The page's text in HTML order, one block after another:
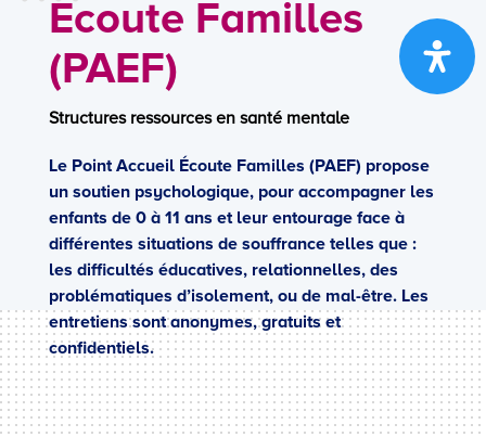
Ecoute Familles
(PAEF)
Structures ressources en santé mentale
Le Point Accueil Écoute Familles (PAEF) propose
un soutien psychologique, pour accompagner les
enfants de 0 à 11 ans et leur entourage face à
différentes situations de souffrance telles que :
les difficultés éducatives, relationnelles, des
problématiques d’isolement, ou de mal-être. Les
entretiens sont anonymes, gratuits et
confidentiels.